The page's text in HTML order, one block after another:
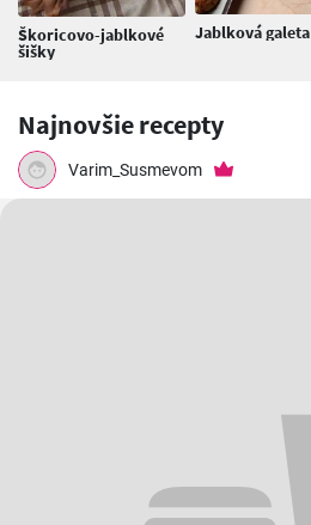
Škoricovo-jablkové
šišky
Jablková galeta
Najnovšie recepty
Varim_Susmevom